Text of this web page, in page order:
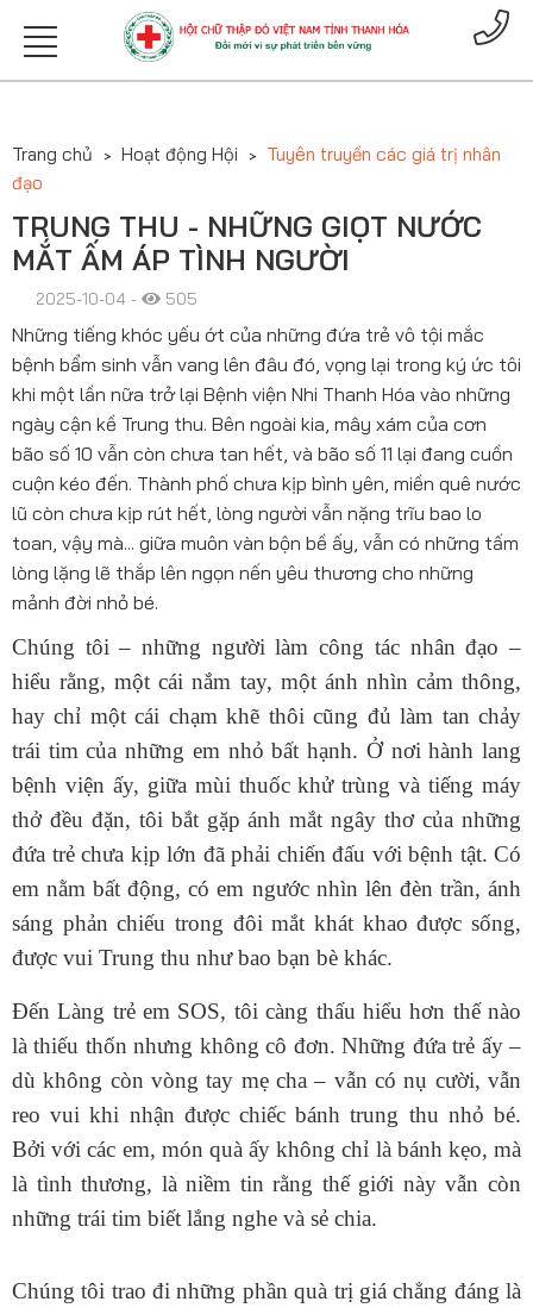
Trang chủ Hoạt động Hội
Tuyên truyền các giá trị nhân
đạo
TRUNG THU - NHỮNG GIỌT NƯỚC
MẮT ẤM ÁP TÌNH NGƯỜI
2025-10-04 - 505
Những tiếng khóc yếu ớt của những đứa trẻ vô tội mắc
bệnh bẩm sinh vẫn vang lên đâu đó, vọng lại trong ký ức tôi
khi một lần nữa trở lại Bệnh viện Nhi Thanh Hóa vào những
ngày cận kề Trung thu. Bên ngoài kia, mây xám của cơn
bão số 10 vẫn còn chưa tan hết, và bão số 11 lại đang cuồn
cuộn kéo đến. Thành phố chưa kịp bình yên, miền quê nước
lũ còn chưa kịp rút hết, lòng người vẫn nặng trĩu bao lo
toan, vậy mà... giữa muôn vàn bộn bề ấy, vẫn có những tấm
lòng lặng lẽ thắp lên ngọn nến yêu thương cho những
mảnh đời nhỏ bé.
Chúng tôi – những người làm công tác nhân đạo –
hiểu rằng, một cái nắm tay, một ánh nhìn cảm thông,
hay chỉ một cái chạm khẽ thôi cũng đủ làm tan chảy
trái tim của những em nhỏ bất hạnh. Ở nơi hành lang
bệnh viện ấy, giữa mùi thuốc khử trùng và tiếng máy
thở đều đặn, tôi bắt gặp ánh mắt ngây thơ của những
đứa trẻ chưa kịp lớn đã phải chiến đấu với bệnh tật. Có
em nằm bất động, có em ngước nhìn lên đèn trần, ánh
sáng phản chiếu trong đôi mắt khát khao được sống,
được vui Trung thu như bao bạn bè khác.
Đến Làng trẻ em SOS, tôi càng thấu hiểu hơn thế nào
là thiếu thốn nhưng không cô đơn. Những đứa trẻ ấy –
dù không còn vòng tay mẹ cha – vẫn có nụ cười, vẫn
reo vui khi nhận được chiếc bánh trung thu nhỏ bé.
Bởi với các em, món quà ấy không chỉ là bánh kẹo, mà
là tình thương, là niềm tin rằng thế giới này vẫn còn
những trái tim biết lắng nghe và sẻ chia.
Chúng tôi trao đi những phần quà trị giá chẳng đáng là